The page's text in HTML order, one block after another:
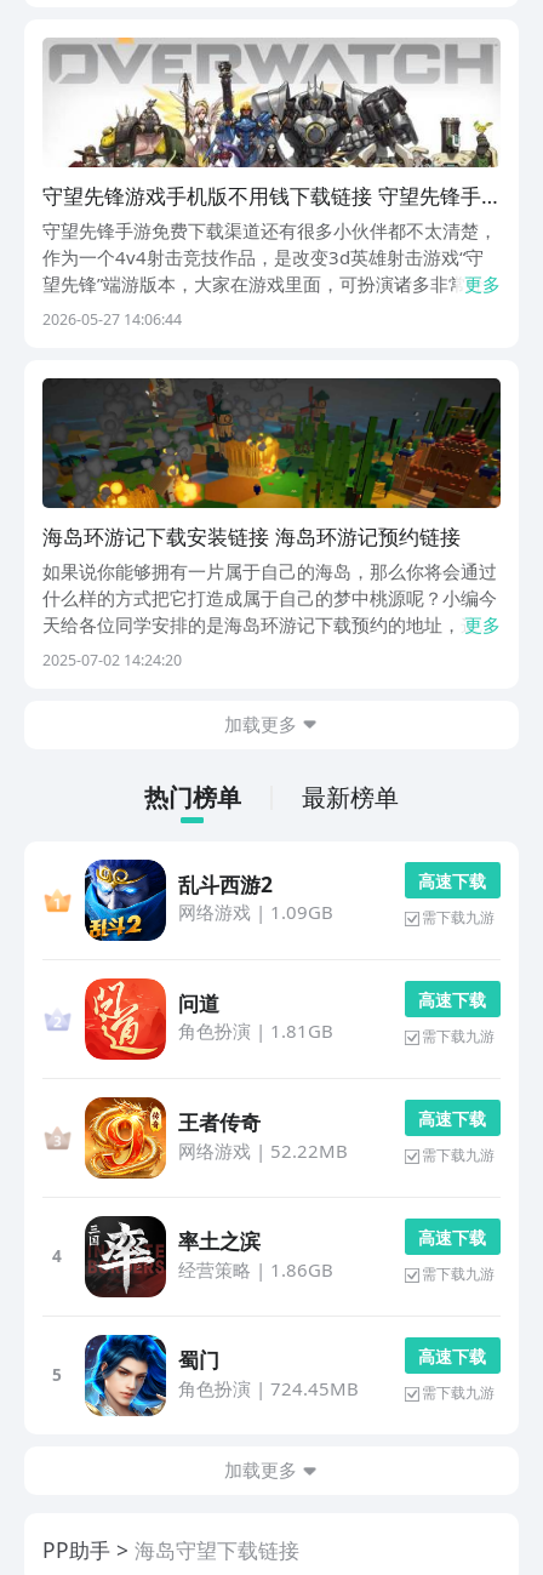
守望先锋游戏手机版不用钱下载链接 守望先锋手
游下载免费攻略
守望先锋手游免费下载渠道还有很多小伙伴都不太清楚，
作为一个4v4射击竞技作品，是改变3d英雄射击游戏“守
望先锋”端游版本，大家在游戏里面，可扮演诸多非常经
典的角色，争夺目标地点，护送运输载具，用技能招式给
更多
2026-05-27 14:06:44
海岛环游记下载安装链接 海岛环游记预约链接
如果说你能够拥有一片属于自己的海岛，那么你将会通过
什么样的方式把它打造成属于自己的梦中桃源呢？小编今
天给各位同学安排的是海岛环游记下载预约的地址，这款
游戏，在最近很多玩家都曾经听说过，因此万分期待的，
更多
2025-07-02 14:24:20
加载更多
热门榜单 最新榜单
乱斗西游2
网络游戏| 1.09GB
高 速 下 载
需下载九游
问道
角色扮演 | 1.81GB
高 速 下 载
需下载九游
王者传奇
网络游戏| 52.22MB
高 速 下 载
需下载九游
4
率土之滨
经营策略 | 1.86GB
高 速 下 载
需下载九游
5
蜀门
角色扮演 | 724.45MB
高 速 下 载
需下载九游
加载更多
PP助手 海岛守望下载链接